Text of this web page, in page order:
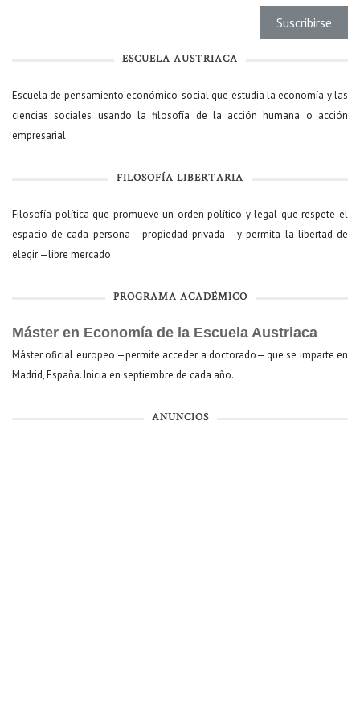
ESCUELA AUSTRIACA
Escuela de pensamiento económico-social que estudia la economía y las
ciencias sociales usando la filosofía de la acción humana o acción
empresarial.
FILOSOFÍA LIBERTARIA
Filosofía política que promueve un orden político y legal que respete el
espacio de cada persona —propiedad privada— y permita la libertad de
elegir —libre mercado.
PROGRAMA ACADÉMICO
Máster en Economía de la Escuela Austriaca
Máster oficial europeo —permite acceder a doctorado— que se imparte en
Madrid, España. Inicia en septiembre de cada año.
ANUNCIOS